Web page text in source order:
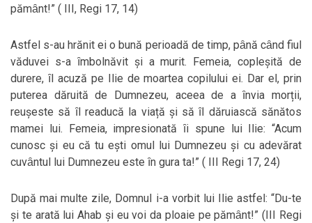
pămȃnt!” ( III, Regi 17, 14)
Astfel s-au hrănit ei o bună perioadă de timp, pȃnă cȃnd fiul
văduvei s-a ȋmbolnăvit și a murit. Femeia, copleșită de
durere, ȋl acuză pe Ilie de moartea copilului ei. Dar el, prin
puterea dăruită de Dumnezeu, aceea de a ȋnvia morții,
reușeste să ȋl readucă la viață și să ȋl dăruiască sănătos
mamei lui. Femeia, impresionată ȋi spune lui Ilie: “Acum
cunosc și eu că tu ești omul lui Dumnezeu și cu adevărat
cuvȃntul lui Dumnezeu este ȋn gura ta!” ( III Regi 17, 24)
După mai multe zile, Domnul i-a vorbit lui Ilie astfel: “Du-te
și te arată lui Ahab și eu voi da ploaie pe pămȃnt!” (III Regi